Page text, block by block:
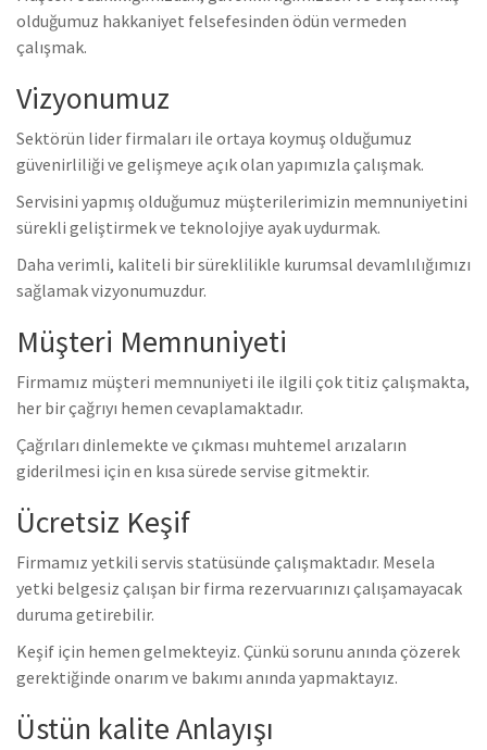
olduğumuz hakkaniyet felsefesinden ödün vermeden
çalışmak.
Vizyonumuz
Sektörün lider firmaları ile ortaya koymuş olduğumuz
güvenirliliği ve gelişmeye açık olan yapımızla çalışmak.
Servisini yapmış olduğumuz müşterilerimizin memnuniyetini
sürekli geliştirmek ve teknolojiye ayak uydurmak.
Daha verimli, kaliteli bir süreklilikle kurumsal devamlılığımızı
sağlamak vizyonumuzdur.
Müşteri Memnuniyeti
Firmamız müşteri memnuniyeti ile ilgili çok titiz çalışmakta,
her bir çağrıyı hemen cevaplamaktadır.
Çağrıları dinlemekte ve çıkması muhtemel arızaların
giderilmesi için en kısa sürede servise gitmektir.
Ücretsiz Keşif
Firmamız yetkili servis statüsünde çalışmaktadır. Mesela
yetki belgesiz çalışan bir firma rezervuarınızı çalışamayacak
duruma getirebilir.
Keşif için hemen gelmekteyiz. Çünkü sorunu anında çözerek
gerektiğinde onarım ve bakımı anında yapmaktayız.
Üstün kalite Anlayışı